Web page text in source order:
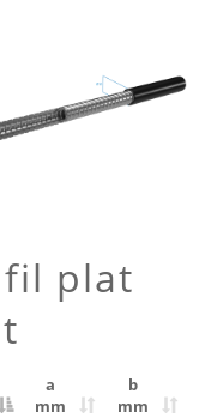
plat
a
mm
b
mm